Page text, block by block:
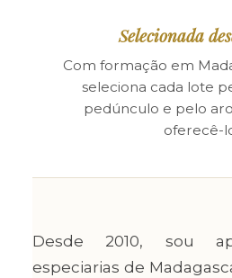
Selecionada
Com formação em
seleciona cada lote
pedúnculo e pelo
oferecê-
Desde 2010, sou
especiarias de